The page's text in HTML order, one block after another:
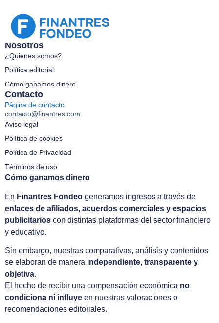
Nosotros
¿Quienes somos?
Política editorial
Cómo ganamos dinero
Contacto
Página de contacto
contacto@finantres.com
Aviso legal
Política de cookies
Política de Privacidad
Términos de uso
Cómo ganamos dinero
En Finantres Fondeo generamos ingresos a través de
enlaces de afiliados, acuerdos comerciales y espacios
publicitarios con distintas plataformas del sector financiero
y educativo.
Sin embargo, nuestras comparativas, análisis y contenidos
se elaboran de manera independiente, transparente y
objetiva.
El hecho de recibir una compensación económica no
condiciona ni influye en nuestras valoraciones o
recomendaciones editoriales.